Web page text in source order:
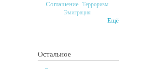
Соглашение Терроризм
Эмиграция
Ещё
Остальное